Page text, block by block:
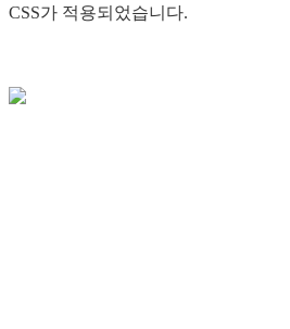
CSS가 적용되었습니다.